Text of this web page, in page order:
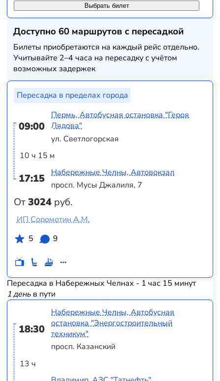
Выбрать билет
Доступно 60 маршрутов с пересадкой
Билеты приобретаются на каждый рейс отдельно.
Учитывайте 2–4 часа на пересадку с учётом
возможных задержек
Пересадка в пределах города
09:00
10 ч 15 м
17:15
От3024 руб.
Пермь, Автобусная остановка "Героя
Лядова"
ул. Светлогорская
Набережные Челны, Автовокзал
просп. Мусы Джалиля, 7
ИП Соромотин А.М.
5
9
Пересадка в Набережных Челнах - 1 час 15 минут
1 деньв пути
18:30
13 ч
Набережные Челны, Автобусная
остановка "Энергостроительный
техникум"
просп. Казанский